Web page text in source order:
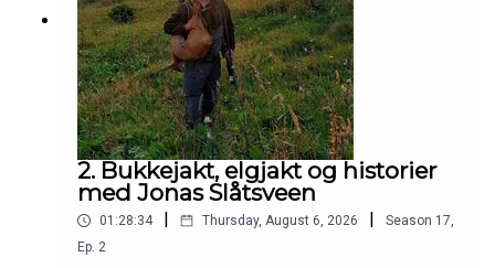
2. Bukkejakt, elgjakt og historier
med Jonas Slåtsveen
01:28:34 Thursday, August 6, 2026 Season 17,
Ep. 2